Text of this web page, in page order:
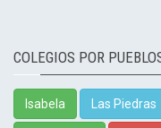
COLEGIOS POR
Isabela Las Piedras